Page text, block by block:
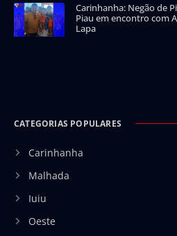
Carinhanha: Negão de
Piau em encontro com
Lapa
CATEGORIAS POPULARES
Carinhanha
Malhada
Iuiu
Oeste